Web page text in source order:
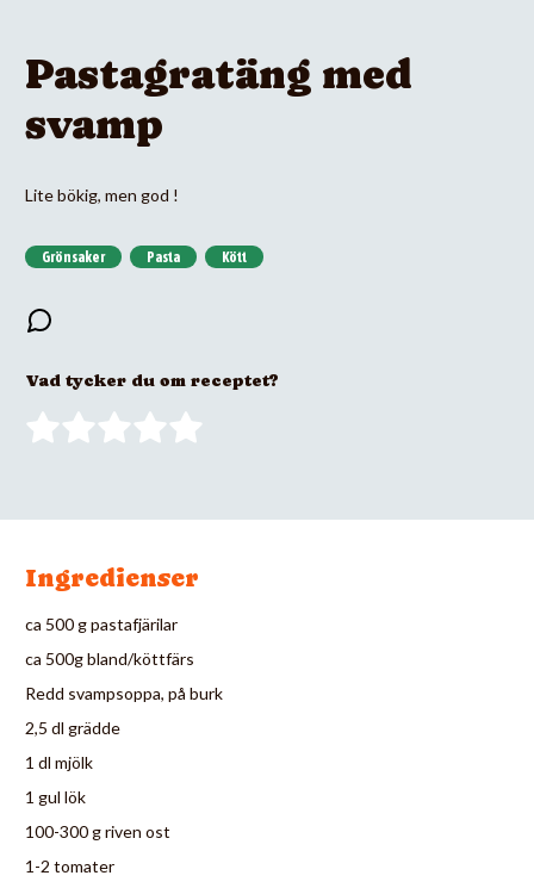
Pastagratäng med
svamp
Lite bökig, men god !
Grönsaker Pasta Kött
Vad tycker du om receptet?
Ingredienser
ca 500 g pastafjärilar
ca 500g bland/köttfärs
Redd svampsoppa, på burk
2,5 dl grädde
1 dl mjölk
1 gul lök
100-300 g riven ost
1-2 tomater